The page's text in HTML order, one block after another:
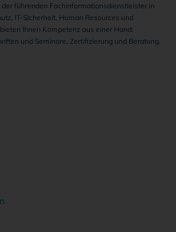
der führenden Fachinformationsdienstleister in
IT-Sicherheit, Human Resources und
Ihnen Kompetenz aus einer Hand:
und Seminare, Zertifizierung und Beratung.